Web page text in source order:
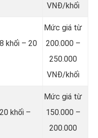
VNĐ/khối
khối – 20
Mức giá từ
200.000 –
250.000
VNĐ/khối
khối –
Mức giá từ
150.000 –
200.000